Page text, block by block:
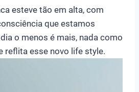
esteve tão em alta, com
que estamos
o menos é mais, nada como
reflita esse novo life style.